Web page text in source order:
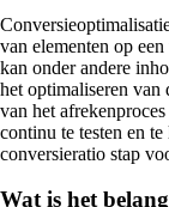
van elementen op
kan onder andere
het optimaliseren van
van het
continu te testen en
conversieratio stap
Wat is het